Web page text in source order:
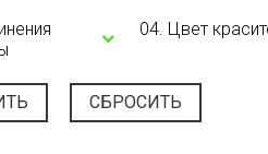
04. Цвет
СБРОСИТЬ